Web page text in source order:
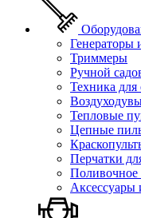
Генераторы
Триммеры
Ручной
Техника для
Тепловые
Цепные
Перчатки
Поливочное
Аксессуары